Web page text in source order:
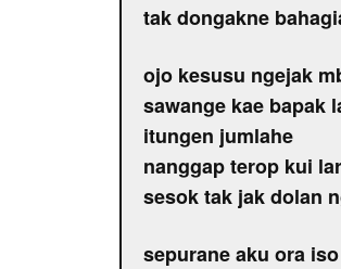
tak dongakne
ojo kesusu ngejak
sawange kae bapak
itungen jumlahe
nanggap terop kui
sesok tak jak dolan
sepurane aku ora